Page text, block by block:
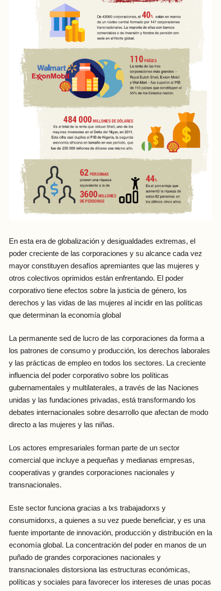
En esta era de globalización y desigualdades extremas, el
poder creciente de las corporaciones y su alcance cada vez
mayor constituyen desafíos apremiantes que las mujeres y
otros colectivos oprimidos están enfrentando. El poder
corporativo tiene efectos sobre la justicia de género, los
derechos y las vidas de las mujeres al incidir en las políticas
que determinan la economía global
La permanente sed de lucro de las corporaciones da forma a
los patrones de consumo y producción, los derechos laborales
y las prácticas de empleo en todos los sectores. La creciente
influencia del poder corporativo sobre los políticas
gubernamentales y multilaterales, a través de las Naciones
unidas y las fundaciones privadas, está transformando los
debates internacionales sobre desarrollo que afectan de modo
directo a las mujeres y las niñas.
Los actores empresariales forman parte de un sector
comercial que incluye a pequeñas y medianas empresas,
cooperativas y grandes corporaciones nacionales y
transnacionales.
Este sector funciona gracias a lxs trabajadorxs y
consumidorxs, a quienes a su vez puede beneficiar, y es una
fuente importante de innovación, producción y distribución en la
economía global. La concentración del poder en manos de un
puñado de grandes corporaciones nacionales y
transnacionales distorsiona las estructuras económicas,
políticas y sociales para favorecer los intereses de unas pocas